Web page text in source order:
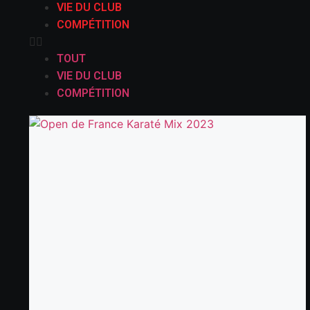
VIE DU CLUB
COMPÉTITION
TOUT
VIE DU CLUB
COMPÉTITION